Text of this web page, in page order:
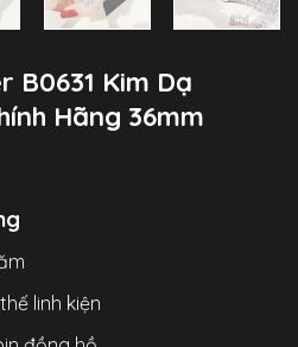
B0631 Kim Dạ
Hãng 36mm
linh kiện